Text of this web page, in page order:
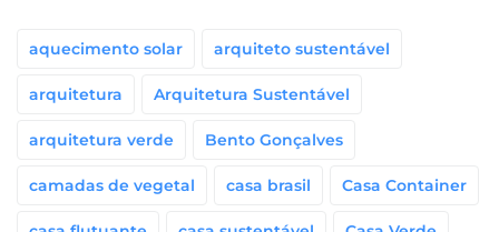
aquecimento solar arquiteto sustentável
arquitetura Arquitetura Sustentável
arquitetura verde Bento Gonçalves
camadas de vegetal casa brasil Casa Container